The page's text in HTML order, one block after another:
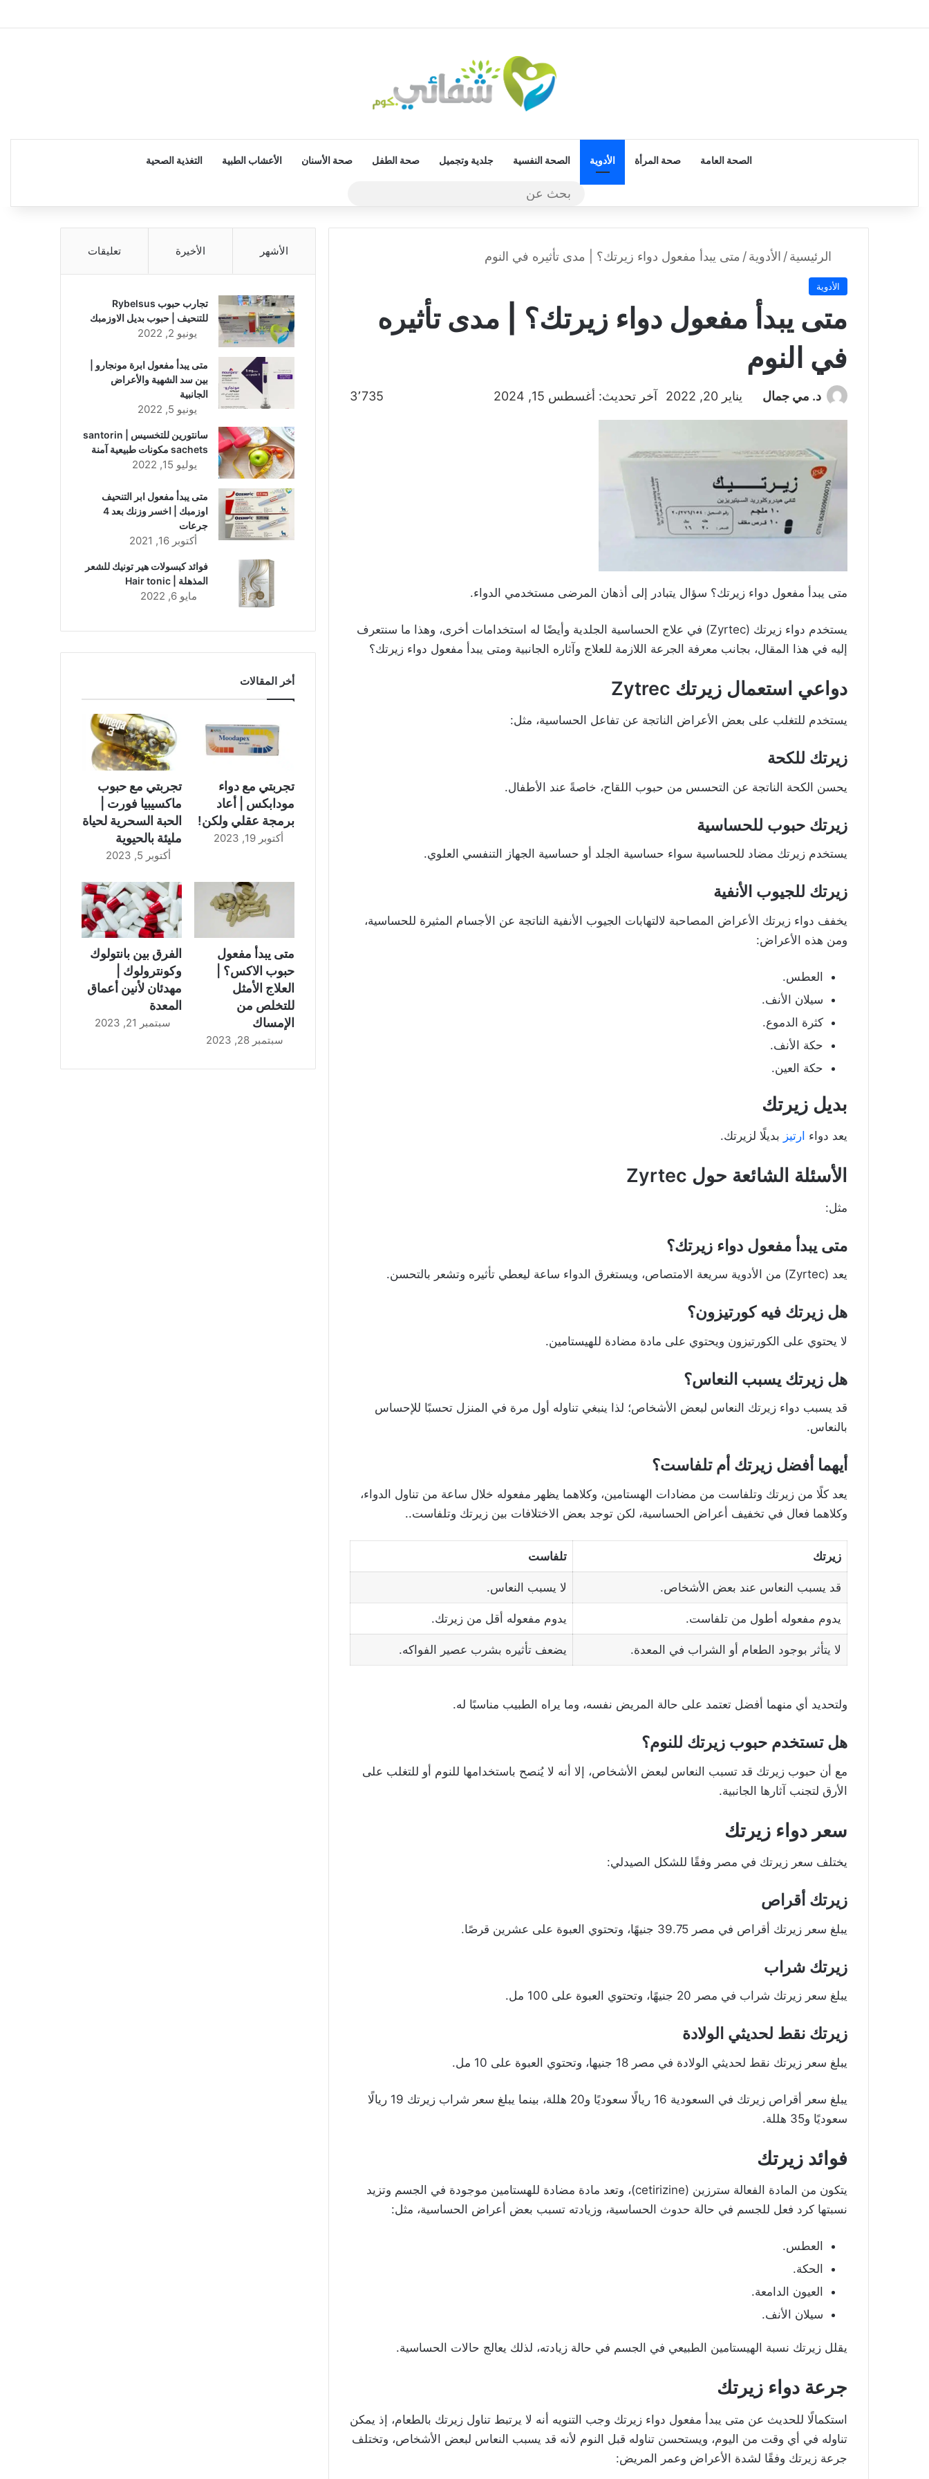
الرئيسيةالصحة العامة صحة المرأة الأدوية الصحة النفسية جلدية وتجميل صحة الطفل صحة الأسنان الأعشاب الطبية التغذية الصحية
الرئيسية/ الأدوية/ متى يبدأ مفعول دواء زيرتك؟ | مدى تأثيره في النوم
الأدوية
متى يبدأ مفعول دواء زيرتك؟ | مدى تأثيره
في النوم
د. مي جمال يناير 20, 2022 آخر تحديث: أغسطس 15, 2024 3٬735
متى يبدأ مفعول دواء زيرتك؟ سؤال يتبادر إلى أذهان المرضى مستخدمي الدواء.
يستخدم دواء زيرتك (Zyrtec) في علاج الحساسية الجلدية وأيضًا له استخدامات أخرى، وهذا ما سنتعرف
إليه في هذا المقال، بجانب معرفة الجرعة اللازمة للعلاج وآثاره الجانبية ومتى يبدأ مفعول دواء زيرتك؟
دواعي استعمال زيرتك Zytrec
يستخدم للتغلب على بعض الأعراض الناتجة عن تفاعل الحساسية، مثل:
زيرتك للكحة
يحسن الكحة الناتجة عن التحسس من حبوب اللقاح، خاصةً عند الأطفال.
زيرتك حبوب للحساسية
يستخدم زيرتك مضاد للحساسية سواء حساسية الجلد أو حساسية الجهاز التنفسي العلوي.
زيرتك للجيوب الأنفية
يخفف دواء زيرتك الأعراض المصاحبة لالتهابات الجيوب الأنفية الناتجة عن الأجسام المثيرة للحساسية،
ومن هذه الأعراض:
العطس.
سيلان الأنف.
كثرة الدموع.
حكة الأنف.
حكة العين.
بديل زيرتك
يعد دواء ارتيز بديلًا لزيرتك.
الأسئلة الشائعة حول Zyrtec
مثل:
متى يبدأ مفعول دواء زيرتك؟
يعد (Zyrtec) من الأدوية سريعة الامتصاص، ويستغرق الدواء ساعة ليعطي تأثيره وتشعر بالتحسن.
هل زيرتك فيه كورتيزون؟
لا يحتوي على الكورتيزون ويحتوي على مادة مضادة للهيستامين.
هل زيرتك يسبب النعاس؟
قد يسبب دواء زيرتك النعاس لبعض الأشخاص؛ لذا ينبغي تناوله أول مرة في المنزل تحسبًا للإحساس
بالنعاس.
أيهما أفضل زيرتك أم تلفاست؟
يعد كلًا من زيرتك وتلفاست من مضادات الهستامين، وكلاهما يظهر مفعوله خلال ساعة من تناول الدواء،
وكلاهما فعال في تخفيف أعراض الحساسية، لكن توجد بعض الاختلافات بين زيرتك وتلفاست..
زيرتك تلفاست
قد يسبب النعاس عند بعض الأشخاص. لا يسبب النعاس.
يدوم مفعوله أطول من تلفاست. يدوم مفعوله أقل من زيرتك.
لا يتأثر بوجود الطعام أو الشراب في المعدة. يضعف تأثيره بشرب عصير الفواكه.
ولتحديد أي منهما أفضل تعتمد على حالة المريض نفسه، وما يراه الطبيب مناسبًا له.
هل تستخدم حبوب زيرتك للنوم؟
مع أن حبوب زيرتك قد تسبب النعاس لبعض الأشخاص، إلا أنه لا يُنصح باستخدامها للنوم أو للتغلب على
الأرق لتجنب آثارها الجانبية.
سعر دواء زيرتك
يختلف سعر زيرتك في مصر وفقًا للشكل الصيدلي:
زيرتك أقراص
يبلغ سعر زيرتك أقراص في مصر 39.75 جنيهًا، وتحتوي العبوة على عشرين قرصًا.
زيرتك شراب
يبلغ سعر زيرتك شراب في مصر 20 جنيهًا، وتحتوي العبوة على 100 مل.
زيرتك نقط لحديثي الولادة
يبلغ سعر زيرتك نقط لحديثي الولادة في مصر 18 جنيها، وتحتوي العبوة على 10 مل.
يبلغ سعر أقراص زيرتك في السعودية 16 ريالًا سعوديًا و20 هللة، بينما يبلغ سعر شراب زيرتك 19 ريالًا
سعوديًا و35 هللة.
فوائد زيرتك
يتكون من المادة الفعالة سترزين (cetirizine)، وتعد مادة مضادة للهستامين موجودة في الجسم وتزيد
نسبتها كرد فعل للجسم في حالة حدوث الحساسية، وزيادته تسبب بعض أعراض الحساسية، مثل:
العطس.
الحكة.
العيون الدامعة.
سيلان الأنف.
يقلل زيرتك نسبة الهيستامين الطبيعي في الجسم في حالة زيادته، لذلك يعالج حالات الحساسية.
جرعة دواء زيرتك
استكمالًا للحديث عن متى يبدأ مفعول دواء زيرتك وجب التنويه أنه لا يرتبط تناول زيرتك بالطعام، إذ يمكن
تناوله في أي وقت من اليوم، ويستحسن تناوله قبل النوم لأنه قد يسبب النعاس لبعض الأشخاص، وتختلف
جرعة زيرتك وفقًا لشدة الأعراض وعمر المريض:
الأشهر الأخيرة تعليقات
تجارب حبوب Rybelsus
للتنحيف | حبوب بديل الاوزمبك
يونيو 2, 2022
متى يبدأ مفعول ابرة مونجارو |
بين سد الشهية والأعراض
الجانبية
يونيو 5, 2022
سانتورين للتخسيس | santorin
sachets مكونات طبيعية آمنة
يوليو 15, 2022
متى يبدأ مفعول ابر التنحيف
اوزمبك | اخسر وزنك بعد 4
جرعات
أكتوبر 16, 2021
فوائد كبسولات هير تونيك للشعر
المذهلة | Hair tonic
مايو 6, 2022
أخر المقالات
تجربتي مع دواء
مودابكس | أعاد
برمجة عقلي ولكن!
أكتوبر 19, 2023
تجربتي مع حبوب
ماكسيبيا فورت |
الحبة السحرية لحياة
مليئة بالحيوية
أكتوبر 5, 2023
متى يبدأ مفعول
حبوب الاكس؟ |
العلاج الأمثل
للتخلص من
الإمساك
سبتمبر 28, 2023
الفرق بين بانتولوك
وكونترولوك |
مهدئان لأنين أعماق
المعدة
سبتمبر 21, 2023